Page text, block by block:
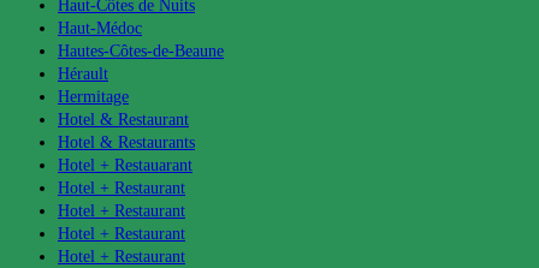
Haut-Côtes de Nuits
Haut-Médoc
Hautes-Côtes-de-Beaune
Hérault
Hermitage
Hotel & Restaurant
Hotel & Restaurants
Hotel + Restauarant
Hotel + Restaurant
Hotel + Restaurant
Hotel + Restaurant
Hotel + Restaurant